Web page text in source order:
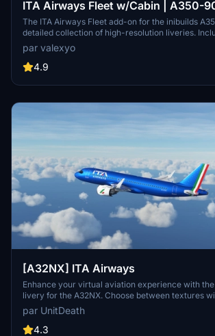
ITA Airways Fleet
The ITA Airways Fleet add-on for the inibuilds
detailed collection of high-resolution liveries.
distinct aircraft registrations, each inspired by
figures and themes. The add-on boasts custom
accurate PBR textures, enhancing visual fidelity. A
par valexyo
4.9
[A32NX] ITA Airways
Enhance your virtual aviation experience with
livery for the A32NX. Choose between textures
masks and enjoy a personalized touch to your
simple extraction method and take off with a
Skoy21. Happy flying!
par UnitDeath
4.3